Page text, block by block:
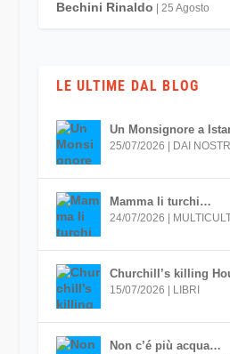
Bechini Rinaldo | 25 Agosto
LE ULTIME DAL BLOG
Un Monsignore a
25/07/2026 | DAI
Mamma li turchi…
24/07/2026 |
Churchill’s killing
15/07/2026 | LIBRI
Non c’é più acqua…